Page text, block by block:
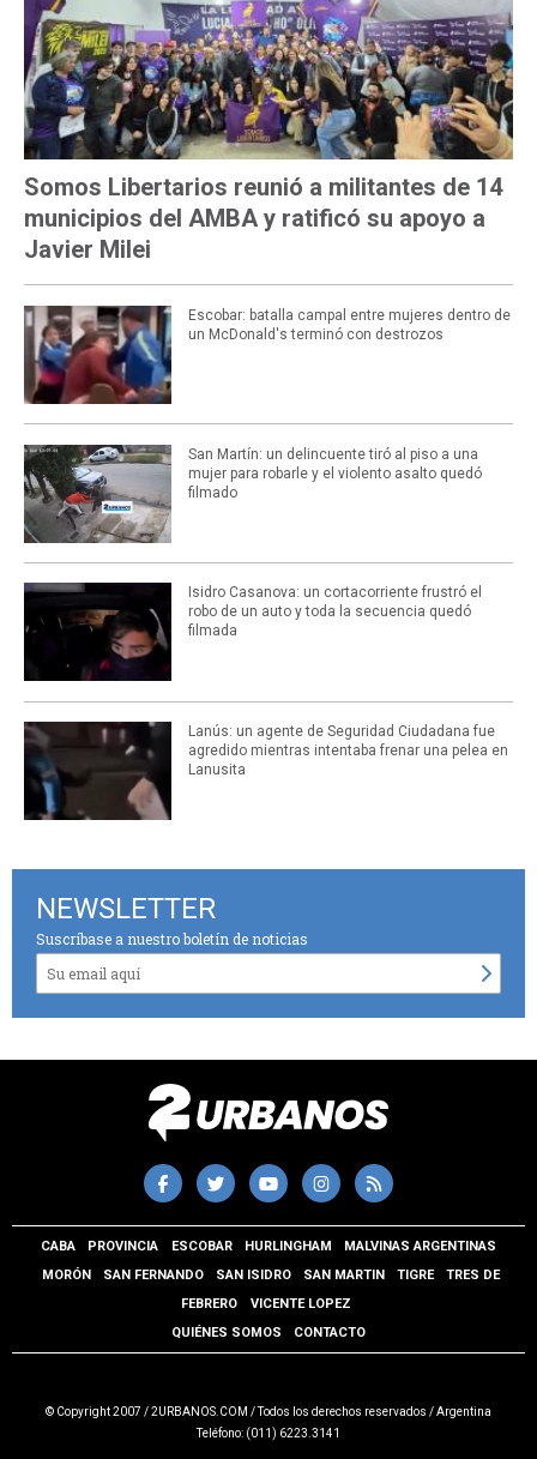
Somos Libertarios reunió a militantes de 14
municipios del AMBA y ratificó su apoyo a
Javier Milei
Escobar: batalla campal entre mujeres dentro de
un McDonald's terminó con destrozos
San Martín: un delincuente tiró al piso a una
mujer para robarle y el violento asalto quedó
filmado
Isidro Casanova: un cortacorriente frustró el
robo de un auto y toda la secuencia quedó
filmada
Lanús: un agente de Seguridad Ciudadana fue
agredido mientras intentaba frenar una pelea en
Lanusita
NEWSLETTER
Suscríbase a nuestro boletín de noticias
CABA PROVINCIA ESCOBAR HURLINGHAM
MALVINAS ARGENTINAS
MORÓN
SAN FERNANDO SAN ISIDRO SAN MARTIN TIGRE
TRES DE
FEBRERO
VICENTE LOPEZ
QUIÉNES SOMOS
CONTACTO
© Copyright 2007 / 2URBANOS.COM / Todos los derechos reservados / Argentina
Teléfono: (011) 6223.3141